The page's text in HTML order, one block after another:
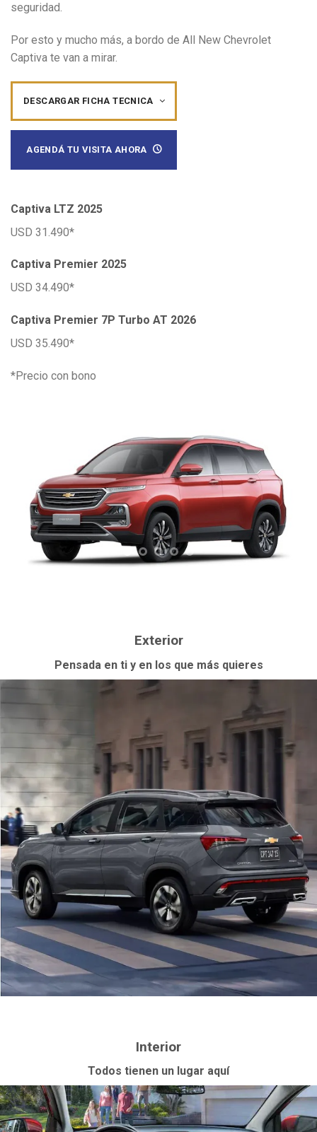
seguridad.
Por esto y mucho más, a bordo de All New Chevrolet
Captiva te van a mirar.
DESCARGAR FICHA TECNICA
AGENDÁ TU VISITA AHORA
Captiva LTZ 2025
USD 31.490*
Captiva Premier 2025
USD 34.490*
Captiva Premier 7P Turbo AT 2026
USD 35.490*
*Precio con bono
Exterior
Pensada en ti y en los que más quieres
Interior
Todos tienen un lugar aquí